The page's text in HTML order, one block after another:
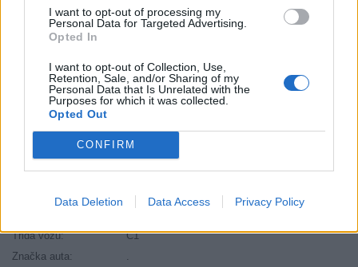
I want to opt-out of processing my
Personal Data for Targeted Advertising.
Opted In
I want to opt-out of Collection, Use,
Retention, Sale, and/or Sharing of my
Personal Data that Is Unrelated with the
Purposes for which it was collected.
Opted Out
CONFIRM
Data Deletion Data Access Privacy Policy
Hlučnosť:
72
Hlučnosť typ:
B
Index kg:
95 (690kg)
Konštrukcia:
Radiální
Priľnavosť na mokru:
C
Ráfik:
R17
Zimné
Trida vozu:
C1
Značka auta: